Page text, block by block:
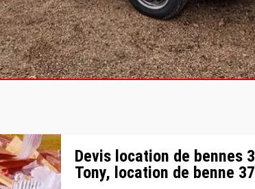
Devis location de bennes
Tony, location de benne 37